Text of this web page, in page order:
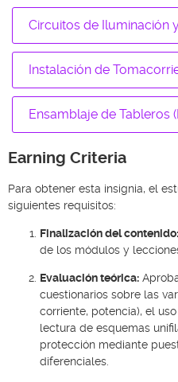
Circuitos de Iluminación
Instalación de
Ensamblaje de Tableros
Earning Criteria
Para obtener esta insignia, el
siguientes requisitos:
Finalización del contenido:
de los módulos y
Evaluación teórica:
cuestionarios sobre las
corriente, potencia), el
lectura de esquemas
protección mediante
diferenciales.